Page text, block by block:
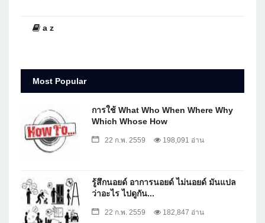
a z
Most Popular
การใช้ What Who When Where Why
Which Whose How
22 ก.พ. 2559 198,091 อ่าน
รู้สึกนอยด์ อาการนอยด์ ไม่นอยด์ มันแปล
ว่าอะไร ไปดูกัน...
22 ก.พ. 2559 182,847 อ่าน